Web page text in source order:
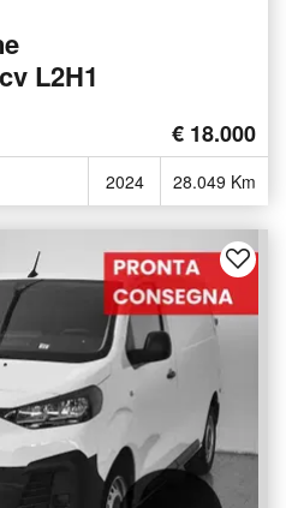
L2H1
€ 18.000
2024 28.049 Km